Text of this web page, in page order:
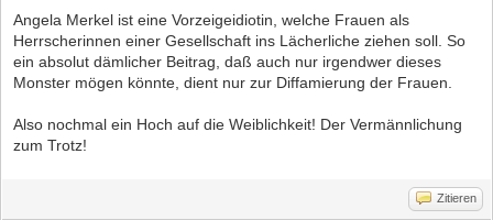
Angela Merkel ist eine Vorzeigeidiotin, welche Frauen als
Herrscherinnen einer Gesellschaft ins Lächerliche ziehen soll. So
ein absolut dämlicher Beitrag, daß auch nur irgendwer dieses
Monster mögen könnte, dient nur zur Diffamierung der Frauen.
Also nochmal ein Hoch auf die Weiblichkeit! Der Vermännlichung
zum Trotz!
Zitieren